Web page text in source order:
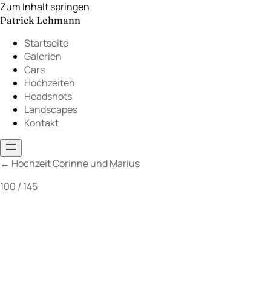
Zum Inhalt springen
Patrick Lehmann
Startseite
Galerien
Cars
Hochzeiten
Headshots
Landscapes
Kontakt
← Hochzeit Corinne und Marius
100 / 145